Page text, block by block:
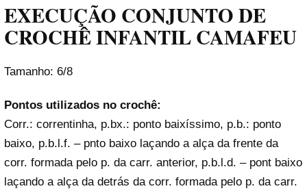
EXECUÇÃO CONJUNTO DE
CROCHÊ INFANTIL CAMAFEU
Tamanho: 6/8
Pontos utilizados no crochê:
Corr.: correntinha, p.bx.: ponto baixíssimo, p.b.: ponto
baixo, p.b.l.f. – pnto baixo laçando a alça da frente da
corr. formada pelo p. da carr. anterior, p.b.l.d. – pont baixo
laçando a alça da detrás da corr. formada pelo p. da carr.